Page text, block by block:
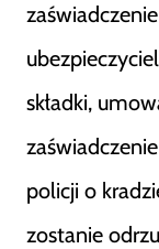
składki,
policji o
zostanie